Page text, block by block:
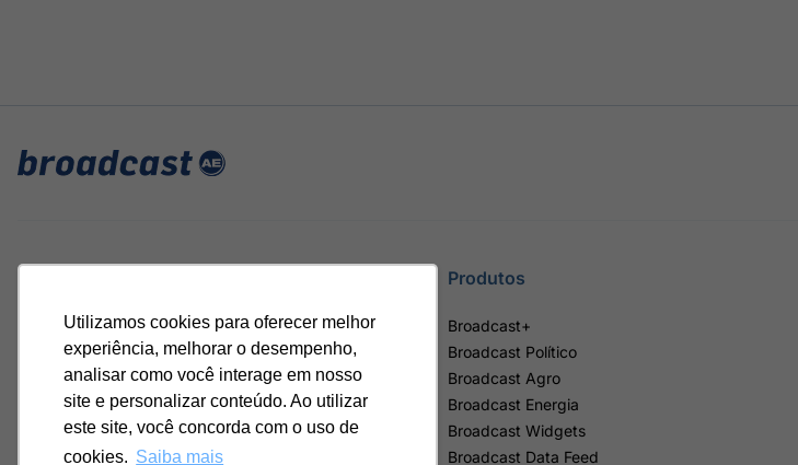
Utilizamos cookies para oferecer melhor
experiência, melhorar o desempenho,
analisar como você interage em nosso
site e personalizar conteúdo. Ao utilizar
este site, você concorda com o uso de
cookies. Saiba mais
Notícias
Termos de uso
Política de privacidade
Contrato Máster Terminal
Releases Broadcast
Produtos
Broadcast+
Broadcast Político
Broadcast Agro
Broadcast Energia
Broadcast Widgets
Broadcast Data Feed